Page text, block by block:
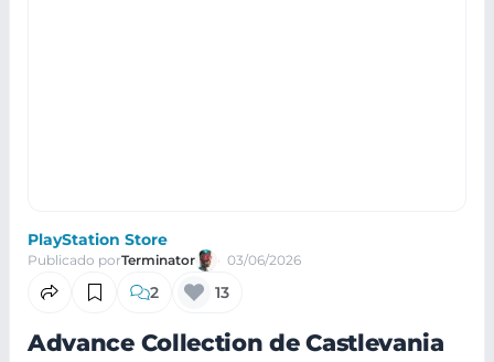
PlayStation Store
Publicado porTerminator 03/06/2026
2 13
Advance Collection de Castlevania